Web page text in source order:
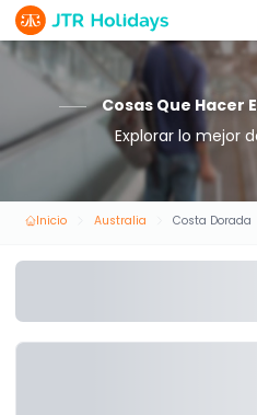
Cosas Que Hacer
Explorar lo mejor
Inicio Australia Costa Dorada